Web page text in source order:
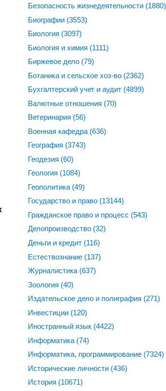
Безопасность жизнедеятельности (1880)
Биографии (3553)
Биология (3097)
Биология и химия (1111)
Биржевое дело (79)
Ботаника и сельское хоз-во (2362)
Бухгалтерский учет и аудит (4899)
Валютные отношения (70)
Ветеринария (56)
Военная кафедра (636)
География (3743)
Геодезия (60)
Геология (1084)
Геополитика (49)
Государство и право (13144)
Гражданское право и процесс (543)
Делопроизводство (32)
Деньги и кредит (116)
Естествознание (137)
Журналистика (637)
Зоология (40)
Издательское дело и полиграфия (271)
Инвестиции (120)
Иностранный язык (4422)
Информатика (74)
Информатика, программирование (7324)
Исторические личности (436)
История (10671)